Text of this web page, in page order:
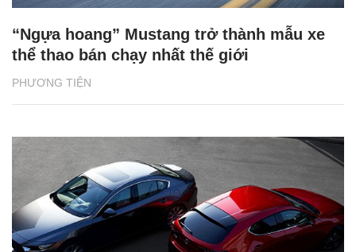
PHƯƠNG TIỆN
“Ngựa hoang” Mustang trở thành mẫu xe
thể thao bán chạy nhất thế giới